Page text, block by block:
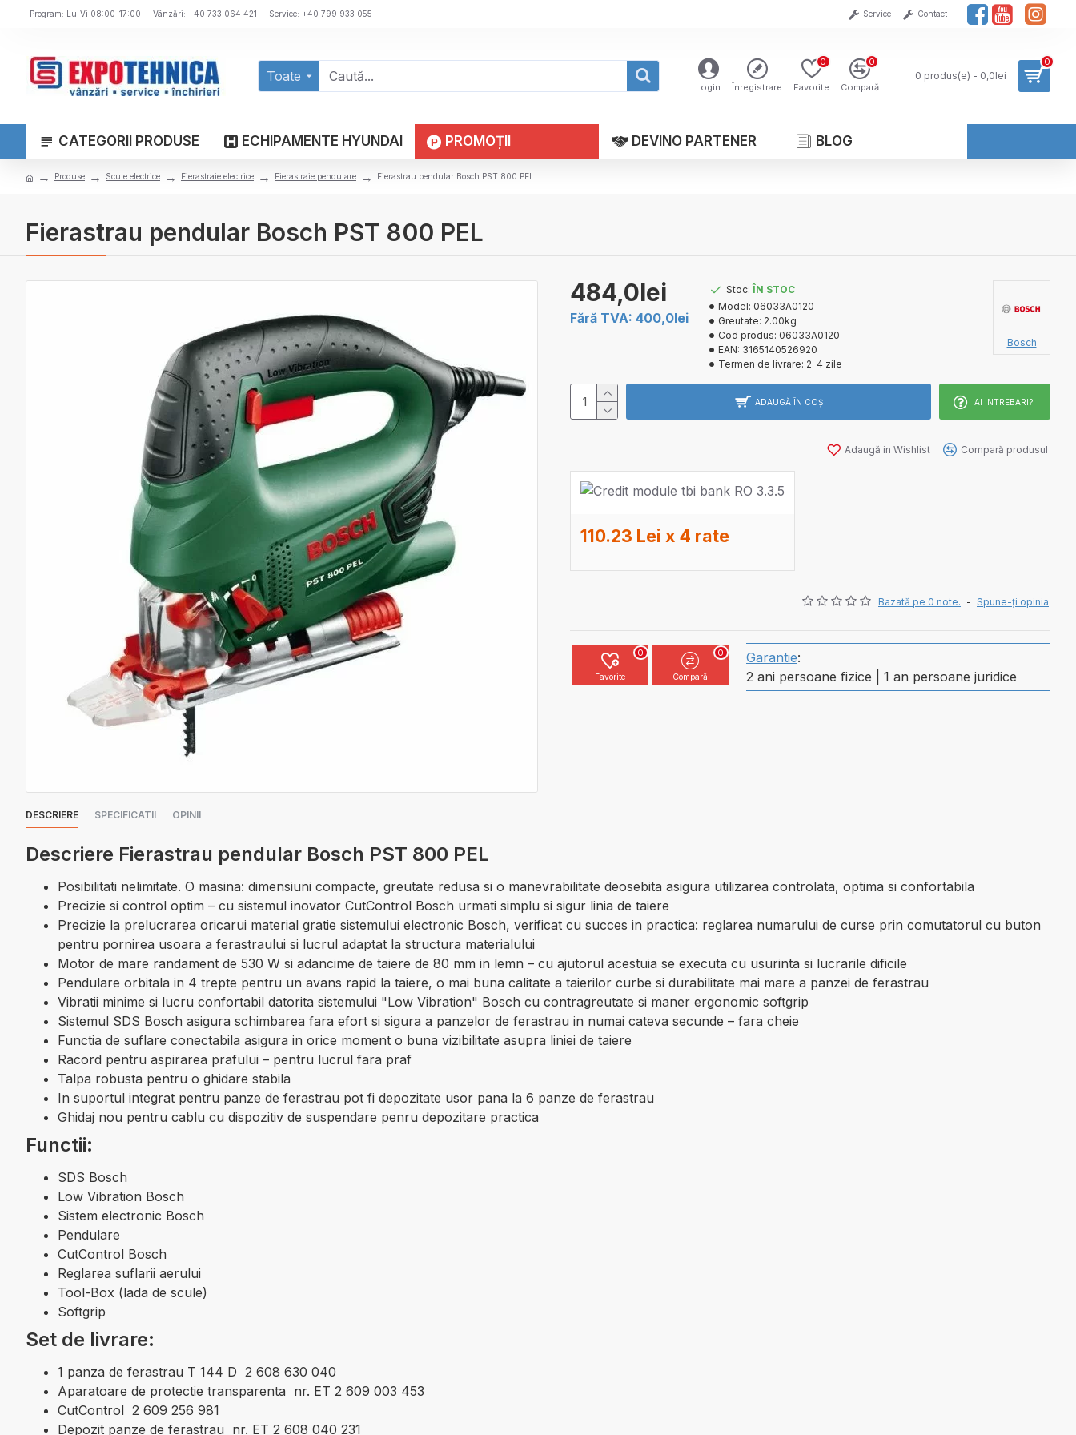
Program: Lu-Vi 08:00-17:00 Vânzări: +40 733 064 421 Service: +40 799 933 055 Service Contact
Toate
Login Înregistrare Favorite
0
Compară
0
0 produs(e) - 0,0lei
0
CATEGORII PRODUSE ECHIPAMENTE HYUNDAI PROMOȚII DEVINO PARTENER BLOG
Produse Scule electrice Fierastraie electrice Fierastraie pendulare Fierastrau pendular Bosch PST 800 PEL
Fierastrau pendular Bosch PST 800 PEL
Bazată pe 0 note. - Spune-ţi opinia
484,0lei
Fără TVA: 400,0lei
Stoc: ÎN STOC
Model: 06033A0120
Greutate: 2.00kg
Cod produs: 06033A0120
EAN: 3165140526920
Termen de livrare: 2-4 zile
Bosch
ADAUGĂ ÎN COŞ AI INTREBARI?
Adaugă in Wishlist Compară produsul
110.23 Lei x 4 rate
Favorite
0
Compară
0 Garantie:
2 ani persoane fizice | 1 an persoane juridice
DESCRIERE SPECIFICATII OPINII
Descriere Fierastrau pendular Bosch PST 800 PEL
Posibilitati nelimitate. O masina: dimensiuni compacte, greutate redusa si o manevrabilitate deosebita asigura utilizarea controlata, optima si confortabila
Precizie si control optim – cu sistemul inovator CutControl Bosch urmati simplu si sigur linia de taiere
Precizie la prelucrarea oricarui material gratie sistemului electronic Bosch, verificat cu succes in practica: reglarea numarului de curse prin comutatorul cu buton
pentru pornirea usoara a ferastraului si lucrul adaptat la structura materialului
Motor de mare randament de 530 W si adancime de taiere de 80 mm in lemn – cu ajutorul acestuia se executa cu usurinta si lucrarile dificile
Pendulare orbitala in 4 trepte pentru un avans rapid la taiere, o mai buna calitate a taierilor curbe si durabilitate mai mare a panzei de ferastrau
Vibratii minime si lucru confortabil datorita sistemului "Low Vibration" Bosch cu contragreutate si maner ergonomic softgrip
Sistemul SDS Bosch asigura schimbarea fara efort si sigura a panzelor de ferastrau in numai cateva secunde – fara cheie
Functia de suflare conectabila asigura in orice moment o buna vizibilitate asupra liniei de taiere
Racord pentru aspirarea prafului – pentru lucrul fara praf
Talpa robusta pentru o ghidare stabila
In suportul integrat pentru panze de ferastrau pot fi depozitate usor pana la 6 panze de ferastrau
Ghidaj nou pentru cablu cu dispozitiv de suspendare penru depozitare practica
Functii:
SDS Bosch
Low Vibration Bosch
Sistem electronic Bosch
Pendulare
CutControl Bosch
Reglarea suflarii aerului
Tool-Box (lada de scule)
Softgrip
Set de livrare:
1 panza de ferastrau T 144 D 2 608 630 040
Aparatoare de protectie transparenta nr. ET 2 609 003 453
CutControl 2 609 256 981
Depozit panze de ferastrau nr. ET 2 608 040 231